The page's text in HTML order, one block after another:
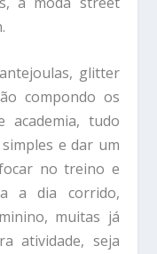
glitter
compondo os
academia, tudo
e dar um
no treino e
a dia corrido,
muitas já
atividade, seja